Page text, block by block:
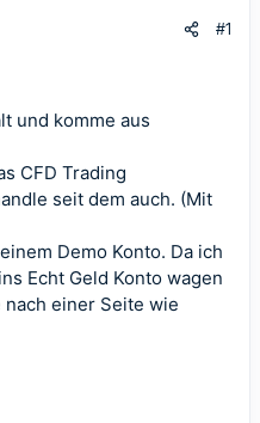
#1
und komme aus
CFD Trading
seit dem auch. (Mit
Demo Konto. Da ich
Echt Geld Konto wagen
einer Seite wie